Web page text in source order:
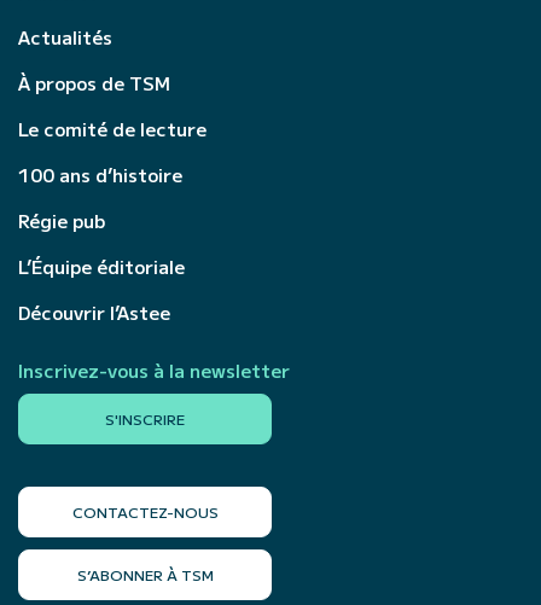
Actualités
À propos de TSM
Le comité de lecture
100 ans d’histoire
Régie pub
L’Équipe éditoriale
Découvrir l’Astee
Inscrivez-vous à la newsletter
S'INSCRIRE
CONTACTEZ-NOUS
S’ABONNER À TSM